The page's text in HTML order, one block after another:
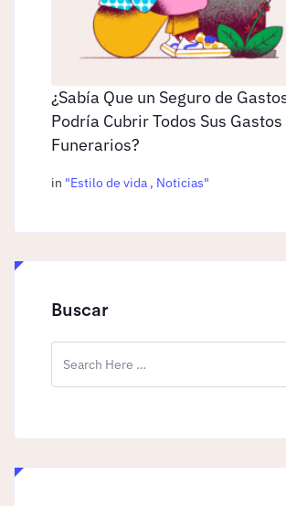
¿Sabía Que un Seguro de
Podría Cubrir Todos Sus Gastos
Funerarios?
in "Estilo de vida , Noticias"
Buscar